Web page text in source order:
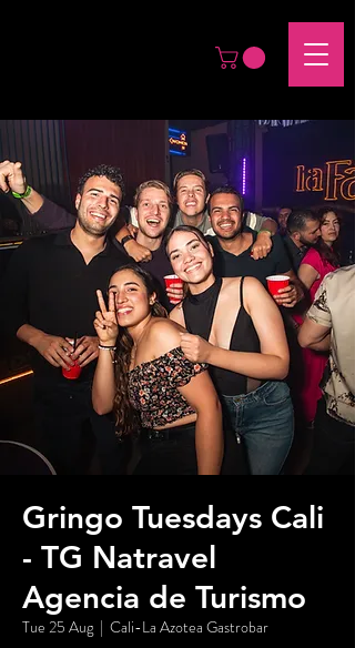
Gringo Tuesdays Cali
- TG Natravel
Agencia de Turismo
Tue 25 Aug
  |
Cali-La Azotea Gastrobar